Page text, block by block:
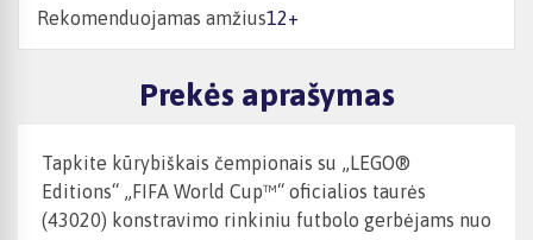
Rekomenduojamas amžius 12+
Prekės aprašymas
Tapkite kūrybiškais čempionais su „LEGO®
Editions“ „FIFA World Cup™“ oficialios taurės
(43020) konstravimo rinkiniu futbolo gerbėjams nuo